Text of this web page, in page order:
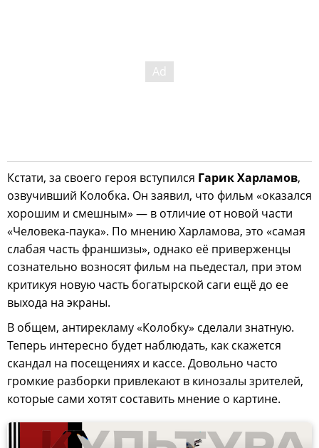
Кстати, за своего героя вступился Гарик Харламов,
озвучивший Колобка. Он заявил, что фильм «оказался
хорошим и смешным» — в отличие от новой части
«Человека-паука». По мнению Харламова, это «самая
слабая часть франшизы», однако её приверженцы
сознательно возносят фильм на пьедестал, при этом
критикуя новую часть богатырской саги ещё до ее
выхода на экраны.
В общем, антирекламу «Колобку» сделали знатную.
Теперь интересно будет наблюдать, как скажется
скандал на посещениях и кассе. Довольно часто
громкие разборки привлекают в кинозалы зрителей,
которые сами хотят составить мнение о картине.